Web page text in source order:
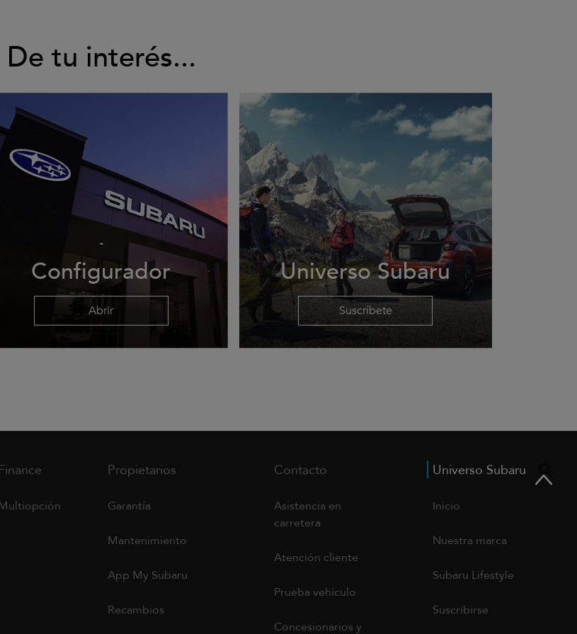
De tu interés...
Configurador
Abrir
Universo Subaru
Suscríbete
Propietarios
Garantía
Mantenimiento
App My Subaru
Recambios
Contacto
Asistencia en
carretera
Atención cliente
Prueba vehículo
Concesionarios y
Universo Subaru
Inicio
Nuestra marca
Subaru Lifestyle
Suscribirse